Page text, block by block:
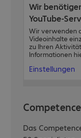
Wir
YouTube-
Wir verwenden
Videoinhalte
zu Ihren
Informationen
Einstellungen
Das